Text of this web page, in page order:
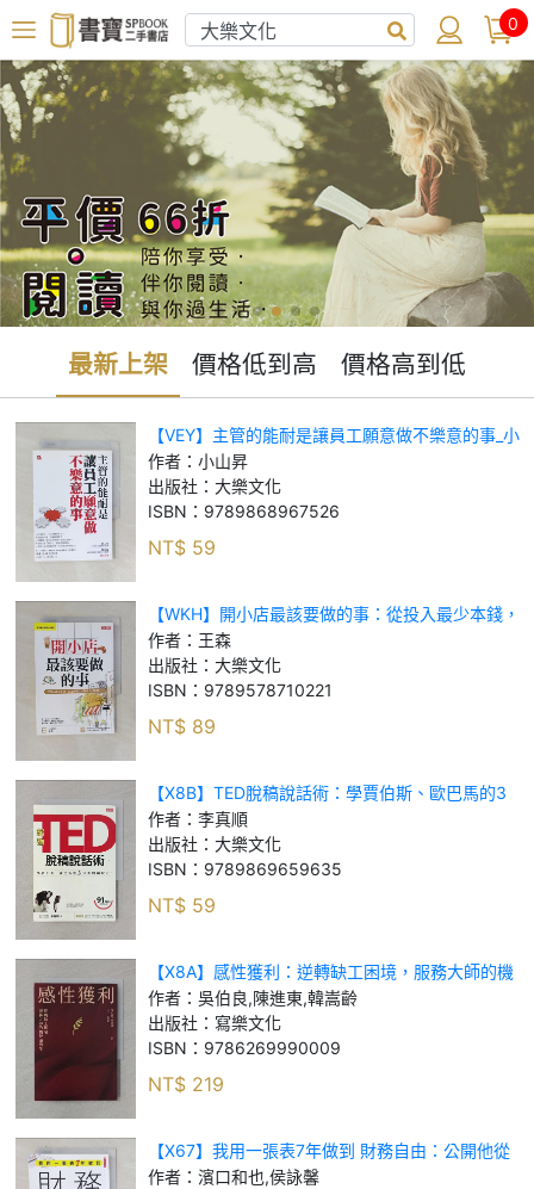
0
最新上架 價格低到高 價格高到低
【VEY】主管的能耐是讓員工願意做不樂意的事_小
山昇
作者： 小山昇
出版社： 大樂文化
ISBN： 9789868967526
NT$ 59
【WKH】開小店最該要做的事：從投入最少本錢，
到選擇最佳地點的35個技巧！_王森
作者： 王森
出版社： 大樂文化
ISBN： 9789578710221
NT$ 89
【X8B】TED脫稿說話術：學賈伯斯、歐巴馬的3
堂即興幽默力！_李真順
作者： 李真順
出版社： 大樂文化
ISBN： 9789869659635
NT$ 59
【X8A】感性獲利：逆轉缺工困境，服務大師的機
智領導學_吳伯良, 陳進東, 韓嵩齡
作者： 吳伯良,陳進東,韓嵩齡
出版社： 寫樂文化
ISBN： 9786269990009
NT$ 219
【X67】我用一張表7年做到 財務自由：公開他從
背學貸150萬，倒存2000萬的理財技巧！_濱口和
作者： 濱口和也,侯詠馨